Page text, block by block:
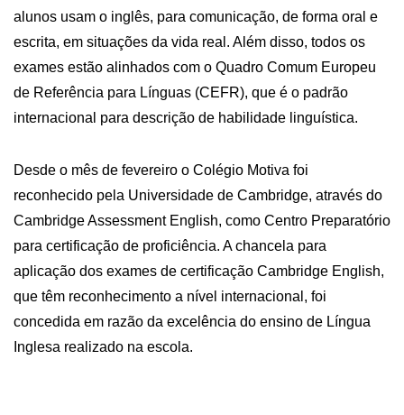
alunos usam o inglês, para comunicação, de forma oral e
escrita, em situações da vida real. Além disso, todos os
exames estão alinhados com o Quadro Comum Europeu
de Referência para Línguas (CEFR), que é o padrão
internacional para descrição de habilidade linguística.
Desde o mês de fevereiro o Colégio Motiva foi
reconhecido pela Universidade de Cambridge, através do
Cambridge Assessment English, como Centro Preparatório
para certificação de proficiência. A chancela para
aplicação dos exames de certificação Cambridge English,
que têm reconhecimento a nível internacional, foi
concedida em razão da excelência do ensino de Língua
Inglesa realizado na escola.